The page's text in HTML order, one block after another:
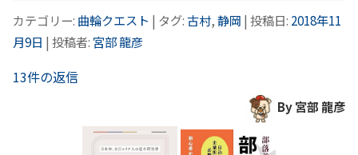
カテゴリー: 曲輪クエスト | タグ:古村,静岡 | 投稿日: 2018年11
月9日 | 投稿者: 宮部 龍彦
13件の返信
By 宮部 龍彦